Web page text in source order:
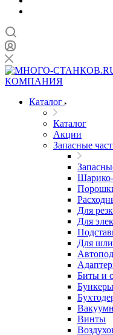
Каталог
Каталог
Акции
Запасные
Шарико-
Для
Для
Для
Биты и
Бункеры
Винты